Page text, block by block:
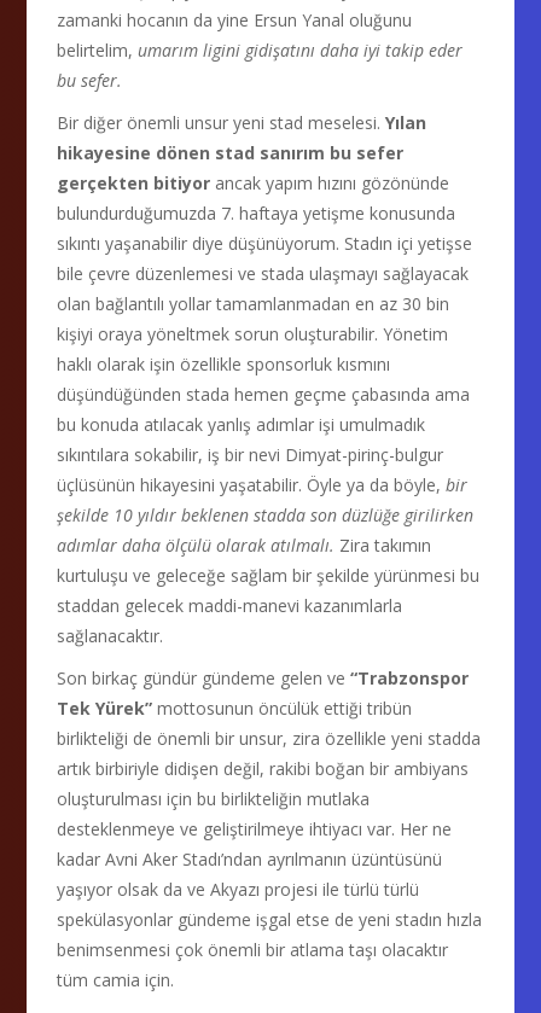
zamanki hocanın da yine Ersun Yanal oluğunu
belirtelim,umarım ligini gidişatını daha iyi takip eder
bu sefer.
Bir diğer önemli unsur yeni stad meselesi.Yılan
hikayesine dönen stad sanırım bu sefer
gerçekten bitiyor ancak yapım hızını gözönünde
bulundurduğumuzda 7. haftaya yetişme konusunda
sıkıntı yaşanabilir diye düşünüyorum. Stadın içi yetişse
bile çevre düzenlemesi ve stada ulaşmayı sağlayacak
olan bağlantılı yollar tamamlanmadan en az 30 bin
kişiyi oraya yöneltmek sorun oluşturabilir. Yönetim
haklı olarak işin özellikle sponsorluk kısmını
düşündüğünden stada hemen geçme çabasında ama
bu konuda atılacak yanlış adımlar işi umulmadık
sıkıntılara sokabilir, iş bir nevi Dimyat-pirinç-bulgur
üçlüsünün hikayesini yaşatabilir. Öyle ya da böyle,bir
şekilde 10 yıldır beklenen stadda son düzlüğe girilirken
adımlar daha ölçülü olarak atılmalı. Zira takımın
kurtuluşu ve geleceğe sağlam bir şekilde yürünmesi bu
staddan gelecek maddi-manevi kazanımlarla
sağlanacaktır.
Son birkaç gündür gündeme gelen ve“Trabzonspor
Tek Yürek” mottosunun öncülük ettiği tribün
birlikteliği de önemli bir unsur, zira özellikle yeni stadda
artık birbiriyle didişen değil, rakibi boğan bir ambiyans
oluşturulması için bu birlikteliğin mutlaka
desteklenmeye ve geliştirilmeye ihtiyacı var. Her ne
kadar Avni Aker Stadı’ndan ayrılmanın üzüntüsünü
yaşıyor olsak da ve Akyazı projesi ile türlü türlü
spekülasyonlar gündeme işgal etse de yeni stadın hızla
benimsenmesi çok önemli bir atlama taşı olacaktır
tüm camia için.